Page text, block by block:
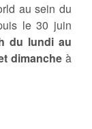
au sein du
le 30 juin
du lundi au
dimanche à